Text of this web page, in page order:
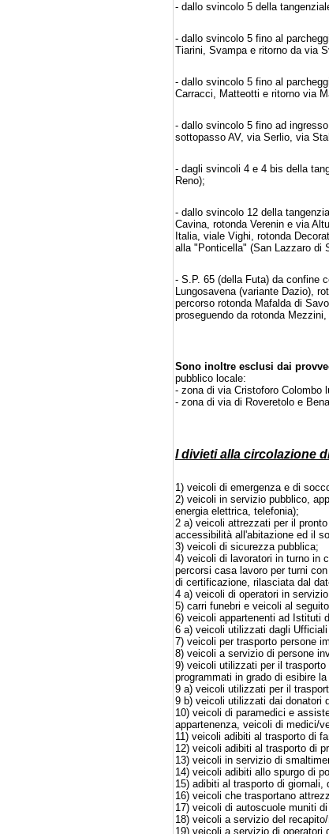
- dallo svincolo 5 della
- dallo svincolo 5 fino al
Tiarini, Svampa e ritorno da via
- dallo svincolo 5 fino al
Carracci, Matteotti e ritorno via
- dallo svincolo 5 fino ad
sottopasso AV, via Serlio, via
- dagli svincoli 4 e 4 bis della
Reno);
- dallo svincolo 12 della
Cavina, rotonda Verenin e via
Italia, viale Vighi, rotonda
alla "Ponticella" (San Lazzaro di
- S.P. 65 (della Futa) da confine
Lungosavena (variante Dazio),
percorso rotonda Mafalda di
proseguendo da rotonda
Sono inoltre esclusi dai
pubblico locale:
- zona di via Cristoforo Colombo
- zona di via di Roveretolo e
I divieti alla circolazione
1) veicoli di emergenza e di
2) veicoli in servizio pubblico,
energia elettrica, telefonia);
2 a) veicoli attrezzati per il
accessibilità all'abitazione ed il
3) veicoli di sicurezza pubblica;
4) veicoli di lavoratori in turno in
percorsi casa lavoro per turni
di certificazione, rilasciata dal
4 a) veicoli di operatori in
5) carri funebri e veicoli al
6) veicoli appartenenti ad Istituti
6 a) veicoli utilizzati dagli
7) veicoli per trasporto persone
8) veicoli a servizio di persone
9) veicoli utilizzati per il
programmati in grado di esibire
9 a) veicoli utilizzati per il
9 b) veicoli utilizzati dai donatori
10) veicoli di paramedici e
appartenenza, veicoli di medici/
11) veicoli adibiti al trasporto di
12) veicoli adibiti al trasporto di
13) veicoli in servizio di
14) veicoli adibiti allo spurgo di
15) adibiti al trasporto di giornali,
16) veicoli che trasportano
17) veicoli di autoscuole muniti
18) veicoli a servizio del
19) veicoli a servizio di operatori